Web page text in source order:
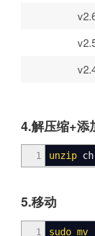
4.解压缩+添
1 unzip
5.移动
1 sudo mv